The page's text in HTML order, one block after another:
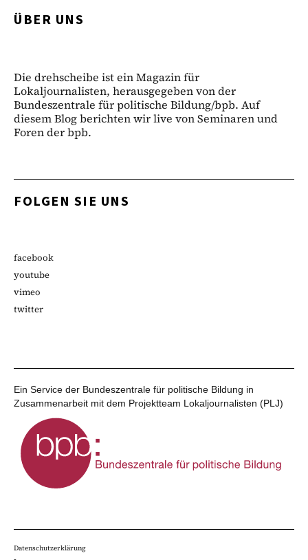
ÜBER UNS
Die drehscheibe ist ein Magazin für
Lokaljournalisten, herausgegeben von der
Bundeszentrale für politische Bildung/bpb. Auf
diesem Blog berichten wir live von Seminaren und
Foren der bpb.
FOLGEN SIE UNS
facebook
youtube
vimeo
twitter
Ein Service der Bundeszentrale für politische Bildung in
Zusammenarbeit mit dem Projektteam Lokaljournalisten (PLJ)
Datenschutzerklärung